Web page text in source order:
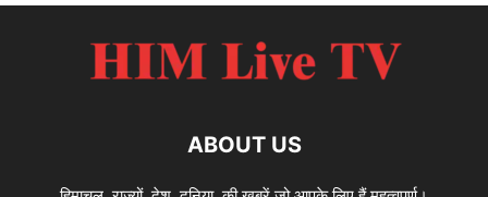
ABOUT US